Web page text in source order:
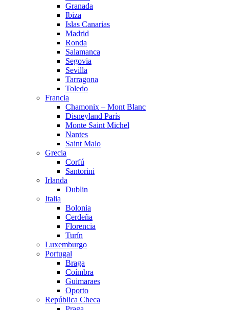
Granada
Ibiza
Islas Canarias
Madrid
Ronda
Salamanca
Segovia
Sevilla
Tarragona
Toledo
Francia
Chamonix – Mont Blanc
Disneyland París
Monte Saint Michel
Nantes
Saint Malo
Grecia
Corfú
Santorini
Irlanda
Dublin
Italia
Bolonia
Cerdeña
Florencia
Turín
Luxemburgo
Portugal
Braga
Coímbra
Guimaraes
Oporto
República Checa